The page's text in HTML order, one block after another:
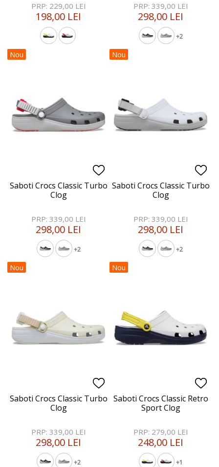
PRP: 229,00 LEI
198,00 LEI
+2
PRP: 339,00 LEI
298,00 LEI
Nou
Saboti Crocs Classic Turbo
Clog
+2
PRP: 339,00 LEI
298,00 LEI
Nou
Saboti Crocs Classic Turbo
Clog
+2
PRP: 339,00 LEI
298,00 LEI
Nou
Saboti Crocs Classic Turbo
Clog
+2
PRP: 339,00 LEI
298,00 LEI
Nou
Saboti Crocs Classic Retro
Sport Clog
+1
PRP: 279,00 LEI
248,00 LEI